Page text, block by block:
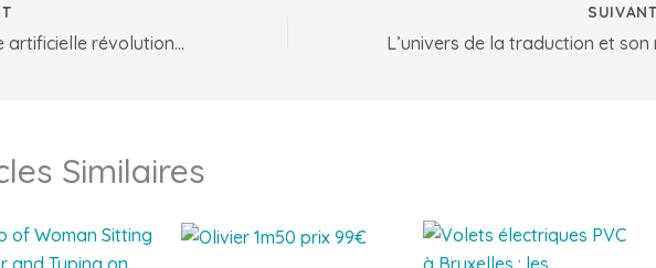
L’intelligence artificielle révolutionne la santé connectée et le diagnostic médical
SUIVANT
Similaires